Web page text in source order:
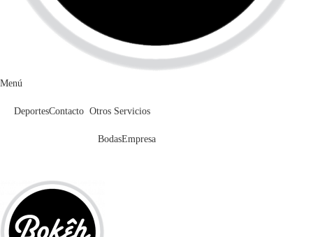
Menú
DeportesContacto Otros Servicios
BodasEmpresa